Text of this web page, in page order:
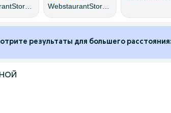
результаты для большего расстояния: